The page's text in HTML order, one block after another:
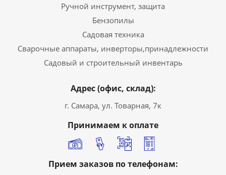
Ручной инструмент, защита
Бензопилы
Садовая техника
Сварочные аппараты, инверторы,принадлежности
Садовый и строительный инвентарь
Адрес (офис, склад):
г. Самара, ул. Товарная, 7к
Принимаем к оплате
Прием заказов по телефонам: